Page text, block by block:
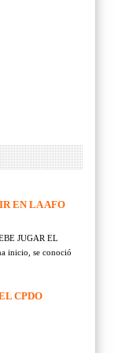
EN LA AFO
JUGAR EL
inicio, se conoció
CPDO